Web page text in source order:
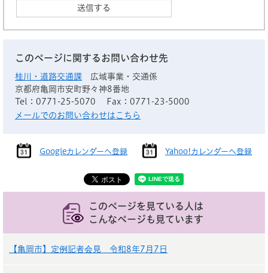
このページに関するお問い合わせ先
桂川・道路交通課
広域事業・交通係
京都府亀岡市安町野々神8番地
Tel：0771-25-5070
Fax：0771-23-5000
メールでのお問い合わせはこちら
Googleカレンダーへ登録 Yahoo!カレンダーへ登録
このページを見ている人は
こんなページも見ています
【亀岡市】定例記者会見 令和8年7月7日